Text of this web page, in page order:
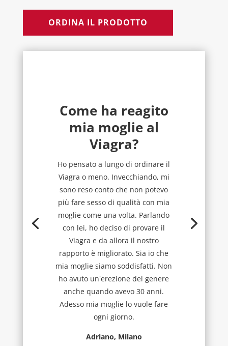
ORDINA IL PRODOTTO
Come ha reagito
mia moglie al
Viagra?
Ho pensato a lungo di ordinare il
Viagra o meno. Invecchiando, mi
sono reso conto che non potevo
più fare sesso di qualità con mia
moglie come una volta. Parlando
con lei, ho deciso di provare il
Viagra e da allora il nostro
rapporto è migliorato. Sia io che
mia moglie siamo soddisfatti. Non
ho avuto un'erezione del genere
anche quando avevo 30 anni.
Adesso mia moglie lo vuole fare
ogni giorno.
Adriano, Milano